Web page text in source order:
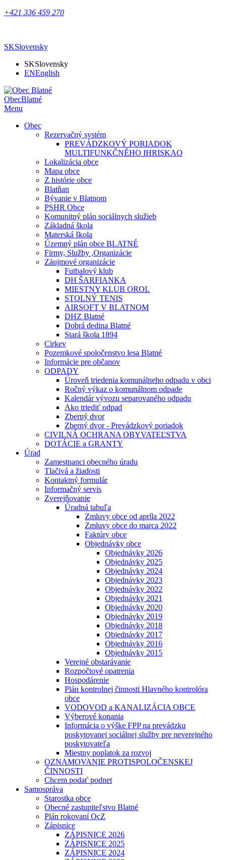
+421 336 459 270
SKSlovensky
SKSlovensky
ENEnglish
ObecBlatné
Menu
Obec
Rezervačný systém
PREVÁDZKOVÝ PORIADOK
MULTIFUNKČNĚHO IHRISKAO
Lokalizácia obce
Mapa obce
Z histórie obce
Blatňan
Bývanie v Blatnom
PSHR Obce
Komunitný plán sociálnych služieb
Základná škola
Materská škola
Územný plán obce BLATNÉ
Firmy, Služby ,Organizácie
Záujmové organizácie
Futbalový klub
DH ŠARFIANKA
MIESTNY KLUB OROL
STOLNÝ TENIS
AIRSOFT V BLATNOM
DHZ Blatné
Dobrá dedina Blatné
Stará škola 1894
Cirkev
Pozemkové spoločenstvo lesa Blatné
Informácie pre občanov
ODPADY
Úroveň triedenia komunálneho odpadu v obci
Ročný výkaz o komunálnom odpade
Kalendár vývozu separovaného odpadu
Ako triediť odpad
Zberný dvor
Zberný dvor - Prevádzkový poriadok
CIVILNÁ OCHRANA OBYVATEĽSTVA
DOTÁCIE a GRANTY
Úrad
Zamestnanci obecného úradu
Tlačivá a žiadosti
Kontaktný formulár
Informačný servis
Zverejňovanie
Úradná tabuľa
Zmluvy obce od apríla 2022
Zmluvy obce do marca 2022
Faktúry obce
Objednávky obce
Objednávky 2026
Objednávky 2025
Objednávky 2024
Objednávky 2023
Objednávky 2022
Objednávky 2021
Objednávky 2020
Objednávky 2019
Objednávky 2018
Objednávky 2017
Objednávky 2016
Objednávky 2015
Verejné obstarávanie
Rozpočtové opatrenia
Hospodárenie
Plán kontrolnej činnosti Hlavného kontrolóra
obce
VODOVOD a KANALIZÁCIA OBCE
Výberové konania
Informácia o výške FPP na prevádzku
poskytovanej sociálnej služby pre neverejného
poskytovateľa
Miestny poplatok za rozvoj
OZNAMOVANIE PROTISPOLOČENSKEJ
ČINNOSTI
Chcem podať podnet
Samospráva
Starostka obce
Obecné zastupiteľstvo Blatné
Plán rokovaní OcZ
Zápisnice
ZÁPISNICE 2026
ZÁPISNICE 2025
ZÁPISNICE 2024